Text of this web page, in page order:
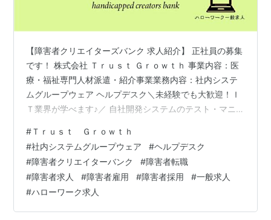
【障害者クリエイターズバンク 求人紹介】 正社員の募集
です！ 株式会社 Ｔｒｕｓｔ Ｇｒｏｗｔｈ 事業内容：医
療・福祉専門人材派遣・紹介事業業務内容：社内システ
ムグループウェア ヘルプデスク＼未経験でも大歓迎！Ｉ
Ｔ業界が学べます♪／ 自社開発システムのテスト・マニュ
ュニケーション能力を活かしてご活躍いただけます！ 必
要な経験：Word Excel 基本操作 勤務地最寄り駅：新宿駅
ー東京都新宿区 【詳細問い合わせ】 アンプティパでは多
数、障がい者（障害者）のための求人をご用意していま
す。無料登録いただきましたら 就職・転職に関するご
相…
#Ｔｒｕｓｔ Ｇｒｏｗｔｈ
#社内システムグループウェア #ヘルプデスク
#障害者クリエイターバンク #障害者転職
#障害者求人 #障害者雇用 #障害者採用 #一般求人
#ハローワーク求人